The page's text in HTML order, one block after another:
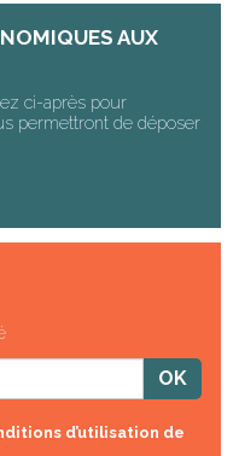
AUX
ci-après pour
permettront de déposer
d’utilisation de